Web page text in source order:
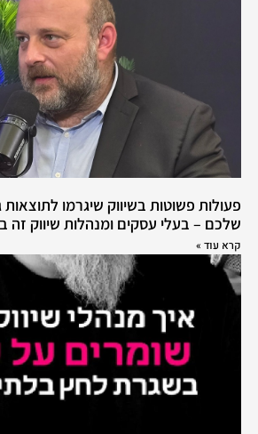
פעולות פשוטות בשיווק שיגרמו לתוצאות
שלכם – בעלי עסקים ומנהלות שיווק זה
קרא עוד »